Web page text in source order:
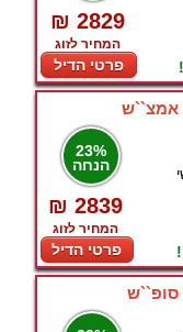
₪ 2829
המחיר לזוג
פרטי הדיל
23%
הנחה
₪ 2839
המחיר לזוג
פרטי הדיל